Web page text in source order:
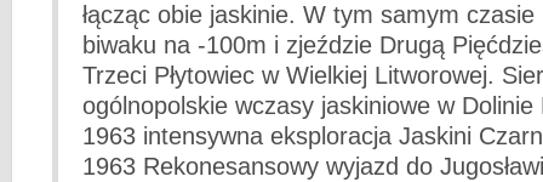
łącząc obie jaskinie. W tym samym
biwaku na -100m i zjeździe Drugą
Trzeci Płytowiec w Wielkiej Litworowej.
ogólnopolskie wczasy jaskiniowe w Dolinie
1963 intensywna eksploracja Jaskini
1963 Rekonesansowy wyjazd do